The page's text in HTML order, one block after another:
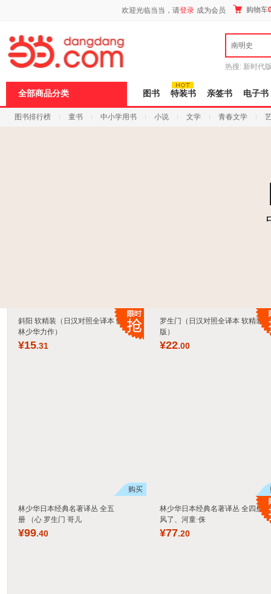
欢迎光临当当，请登录 成为会员 购物车
南明史
热搜: 新时代
全部商品分类 图书 特装书 亲签书 电子书
图书排行榜 童书 中小学用书 小说 文学 青春文学
斜阳 软精装（日汉对照全译本 翻译家
林少华力作）
¥15.31
购买
罗生门（日汉对照全译本 软精装
版）
¥22.00
林少华日本经典名著译丛 全五
册 （心 罗生门 哥儿
¥99.40
林少华日本经典名著译丛 全四册
风了、河童·侏
¥77.20
页